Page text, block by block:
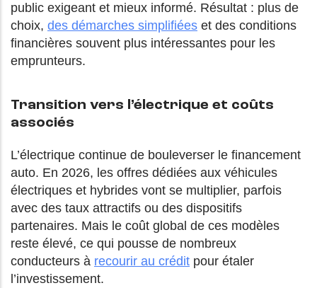
public exigeant et mieux informé. Résultat : plus de
choix, des démarches simplifiées et des conditions
financières souvent plus intéressantes pour les
emprunteurs.
Transition vers l’électrique et coûts
associés
L’électrique continue de bouleverser le financement
auto. En 2026, les offres dédiées aux véhicules
électriques et hybrides vont se multiplier, parfois
avec des taux attractifs ou des dispositifs
partenaires. Mais le coût global de ces modèles
reste élevé, ce qui pousse de nombreux
conducteurs à recourir au crédit pour étaler
l’investissement.